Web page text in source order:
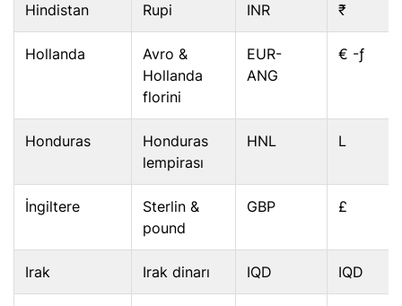
Hindistan Rupi INR ₹
Hollanda
Avro &
Hollanda
florini
EUR-
ANG
€ -ƒ
Honduras
Honduras
lempirası
HNL L
İngiltere
Sterlin &
pound
GBP £
Irak Irak dinarı IQD IQD